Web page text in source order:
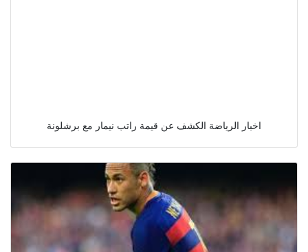
اخبار الرياضة الكشف عن قيمة راتب نيمار مع برشلونة